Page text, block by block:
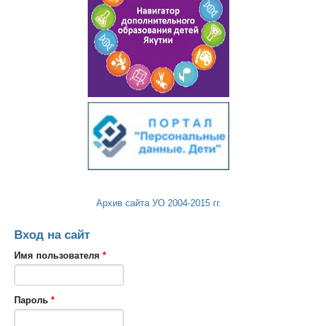
Архив сайта УО 2004-2015 гг.
Вход на сайт
Имя пользователя *
Пароль *